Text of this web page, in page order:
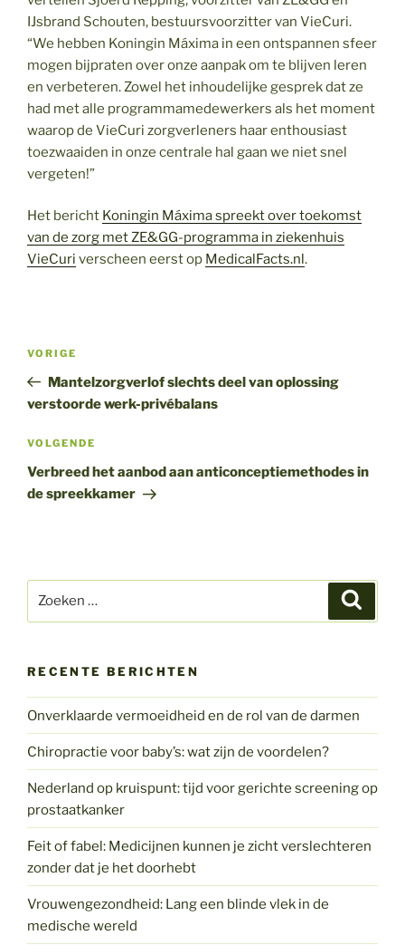
IJsbrand Schouten, bestuursvoorzitter van VieCuri.
“We hebben Koningin Máxima in een ontspannen sfeer
mogen bijpraten over onze aanpak om te blijven leren
en verbeteren. Zowel het inhoudelijke gesprek dat ze
had met alle programmamedewerkers als het moment
waarop de VieCuri zorgverleners haar enthousiast
toezwaaiden in onze centrale hal gaan we niet snel
vergeten!”
Het bericht Koningin Máxima spreekt over toekomst
van de zorg met ZE&GG-programma in ziekenhuis
VieCuri verscheen eerst op MedicalFacts.nl .
Bericht
Vorig
bericht
VORIGE
Mantelzorgverlof slechts deel van oplossing
verstoorde werk-privébalans
Volgend
bericht
VOLGENDE
Verbreed het aanbod aan anticonceptiemethodes in
de spreekkamer
naar:
RECENTE BERICHTEN
Onverklaarde vermoeidheid en de rol van de darmen
Chiropractie voor baby’s: wat zijn de voordelen?
Nederland op kruispunt: tijd voor gerichte screening op
prostaatkanker
Feit of fabel: Medicijnen kunnen je zicht verslechteren
zonder dat je het doorhebt
Vrouwengezondheid: Lang een blinde vlek in de
medische wereld